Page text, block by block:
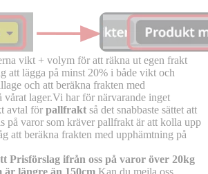
vikt + volym för att räkna ut egen frakt
att lägga på minst 20% i både vikt och
och att beräkna frakten med
vårat lager.Vi har för närvarande inget
avtal för pallfrakt så det snabbaste sättet att
på varor som kräver pallfrakt är att kolla upp
att beräkna frakten med upphämtning på
Prisförslag ifrån oss på varor över 20kg